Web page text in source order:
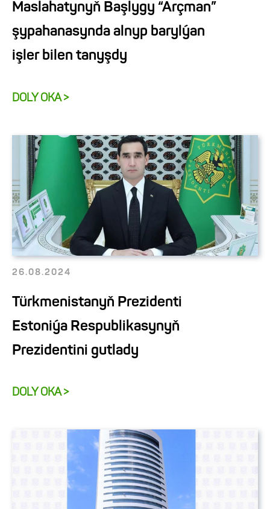
Maslahatynyň Başlygy “Arçman”
şypahanasynda alnyp barylýan
işler bilen tanyşdy
DOLY OKA >
26.08.2024
Türkmenistanyň Prezidenti
Estoniýa Respublikasynyň
Prezidentini gutlady
DOLY OKA >